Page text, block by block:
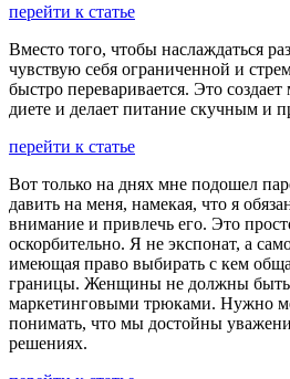
перейти к статье
Вместо того, чтобы наслаждаться
чувствую себя ограниченной и
быстро переваривается. Это
диете и делает питание скучным и
перейти к статье
Вот только на днях мне подошел
давить на меня, намекая, что я
внимание и привлечь его. Это
оскорбительно. Я не экспонат, а
имеющая право выбирать с кем
границы. Женщины не должны быть
маркетинговыми трюками. Нужно
понимать, что мы достойны
решениях.